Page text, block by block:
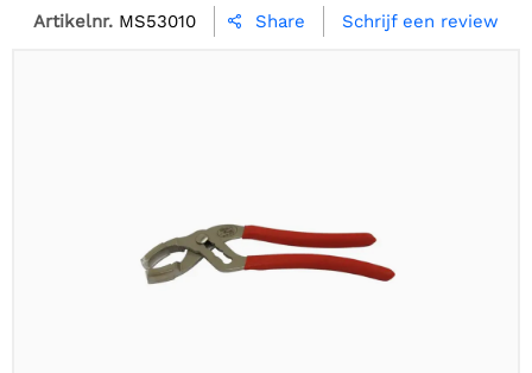
Artikelnr. MS53010  Share Schrijf een review